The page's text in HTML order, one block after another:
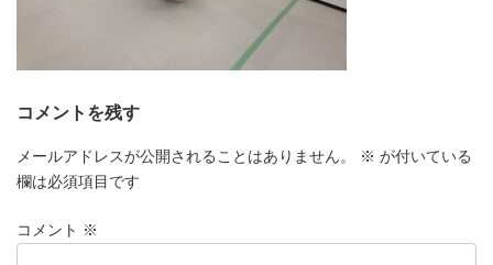
コメントを残す
メールアドレスが公開されることはありません。 ※ が付いている
欄は必須項目です
コメント ※